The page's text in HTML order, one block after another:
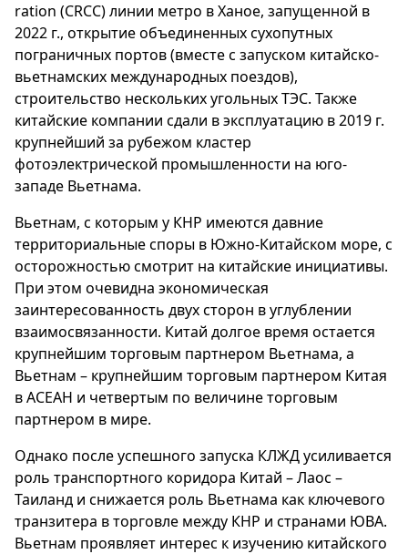
ration (CRCC) линии метро в Ханое, запущенной в
2022 г., открытие объединенных сухопутных
пограничных портов (вместе с запуском китайско-
вьетнамских международных поездов),
строительство нескольких угольных ТЭС. Также
китайские компании сдали в эксплуатацию в 2019 г.
крупнейший за рубежом кластер
фотоэлектрической промышленности на юго-
западе Вьетнама.
Вьетнам, с которым у КНР имеются давние
территориальные споры в Южно-Китайском море, с
осторожностью смотрит на китайские инициативы.
При этом очевидна экономическая
заинтересованность двух сторон в углублении
взаимосвязанности. Китай долгое время остается
крупнейшим торговым партнером Вьетнама, а
Вьетнам – крупнейшим торговым партнером Китая
в АСЕАН и четвертым по величине торговым
партнером в мире.
Однако после успешного запуска КЛЖД усиливается
роль транспортного коридора Китай – Лаос –
Таиланд и снижается роль Вьетнама как ключевого
транзитера в торговле между КНР и странами ЮВА.
Вьетнам проявляет интерес к изучению китайского